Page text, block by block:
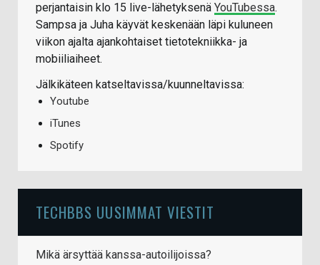
perjantaisin klo 15 live-lähetyksenä YouTubessa.
Sampsa ja Juha käyvät keskenään läpi kuluneen
viikon ajalta ajankohtaiset tietotekniikka- ja
mobiiliaiheet.
Jälkikäteen katseltavissa/kuunneltavissa:
Youtube
iTunes
Spotify
TECHBBS UUSIMMAT VIESTIT
Mikä ärsyttää kanssa-autoilijoissa?